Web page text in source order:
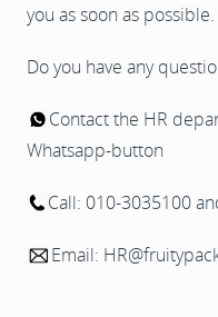
you as soon as possible.
Do you have any
Contact the HR
Whatsapp-button
Call: 010-3035100
Email: